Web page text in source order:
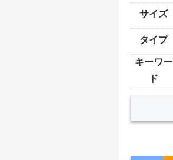
サイズ
タイプ
キーワー
ド